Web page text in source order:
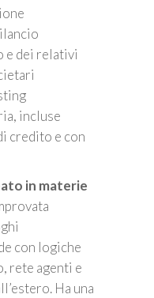
e dei relativi
incluse
credito e con
in materie
con logiche
rete agenti e
Ha una